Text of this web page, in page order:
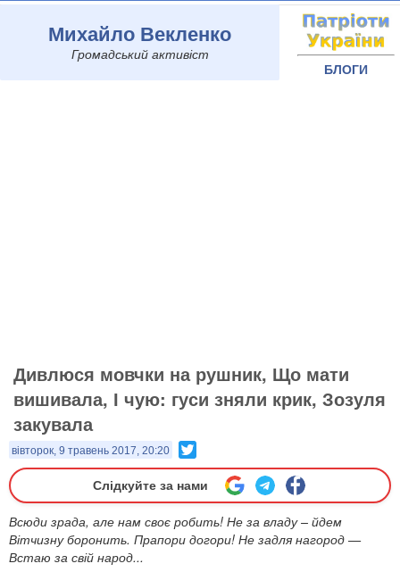
Михайло Векленко
Громадський активіст
БЛОГИ
Дивлюся мовчки на рушник, Що мати
вишивала, І чую: гуси зняли крик, Зозуля
закувала
вівторок, 9 травень 2017, 20:20
Слідкуйте за нами
Всюди зрада, але нам своє робить! Не за владу – йдем
Вітчизну боронить. Прапори догори! Не задля нагород —
Встаю за свій народ...